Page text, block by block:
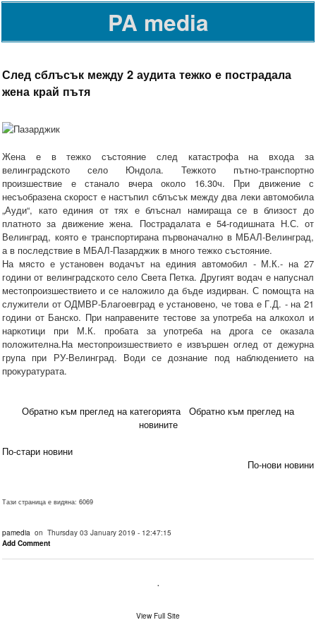
PA media
След сблъсък между 2 аудита тежко е пострадала
жена край пътя
Жена е в тежко състояние след катастрофа на входа за
велинградското село Юндола. Тежкото пътно-транспортно
произшествие е станало вчера около 16.30ч. При движение с
несъобразена скорост е настъпил сблъсък между два леки автомобила
„Ауди“, като единия от тях е блъснал намираща се в близост до
платното за движение жена. Пострадалата е 54-годишната Н.С. от
Велинград, която е транспортирана първоначално в МБАЛ-Велинград,
а в последствие в МБАЛ-Пазарджик в много тежко състояние.
На място е установен водачът на единия автомобил - М.К.- на 27
години от велинградското село Света Петка. Другият водач е напуснал
местопроизшествието и се наложило да бъде издирван. С помощта на
служители от ОДМВР-Благоевград е установено, че това е Г.Д. - на 21
години от Банско. При направените тестове за употреба на алкохол и
наркотици при М.К. пробата за употреба на дрога се оказала
положителна.На местопроизшествието е извършен оглед от дежурна
група при РУ-Велинград. Води се дознание под наблюдението на
прокуратурата.
Обратно към преглед на категорията
Обратно към преглед на
новините
По-стари новини
По-нови новини
Тази страница е видяна: 6069
pamedia on Thursday 03 January 2019 - 12:47:15
Add Comment
.
View Full Site